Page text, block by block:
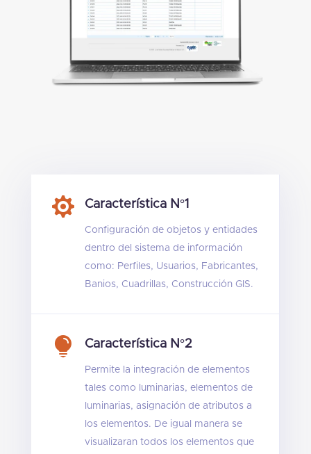
 Característica N°1
Configuración de objetos y entidades
dentro del sistema de información
como: Perfiles, Usuarios, Fabricantes,
Banios, Cuadrillas, Construcción GIS.
 Característica N°2
Permite la integración de elementos
tales como luminarias, elementos de
luminarias, asignación de atributos a
los elementos. De igual manera se
visualizaran todos los elementos que